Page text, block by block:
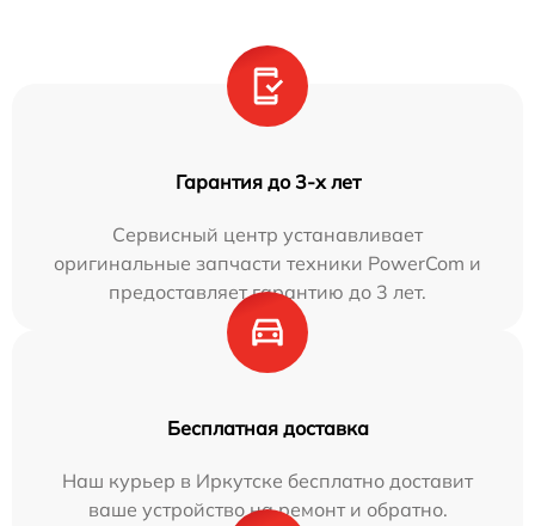
Гарантия до 3-х лет
Сервисный центр устанавливает
оригинальные запчасти техники PowerCom и
предоставляет гарантию до 3 лет.
Бесплатная доставка
Наш курьер в Иркутске бесплатно доставит
ваше устройство на ремонт и обратно.